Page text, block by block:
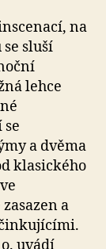
na
sluší
lehce
a dvěma
klasického
a
uvádí